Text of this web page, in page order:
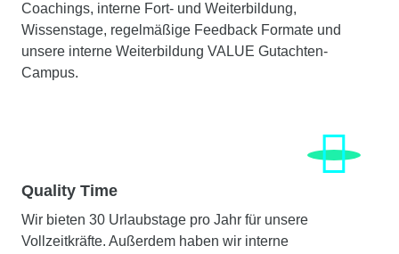
Coachings, interne Fort- und Weiterbildung,
Wissenstage, regelmäßige Feedback Formate und
unsere interne Weiterbildung VALUE Gutachten-
Campus.
Quality Time
Wir bieten 30 Urlaubstage pro Jahr für unsere
Vollzeitkräfte. Außerdem haben wir interne